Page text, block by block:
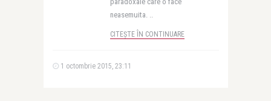
neasemuita. ..
CITEȘTE ÎN CONTINUARE
1 octombrie 2015, 23:11